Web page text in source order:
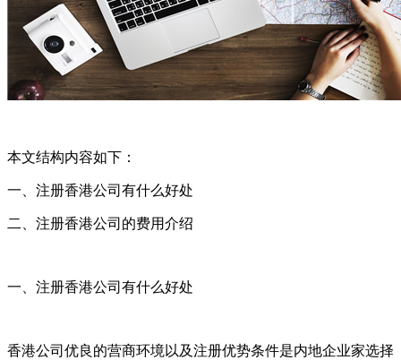
本文结构内容如下：
一、注册香港公司有什么好处
二、注册香港公司的费用介绍
一、注册香港公司有什么好处
香港公司优良的营商环境以及注册优势条件是内地企业家选择